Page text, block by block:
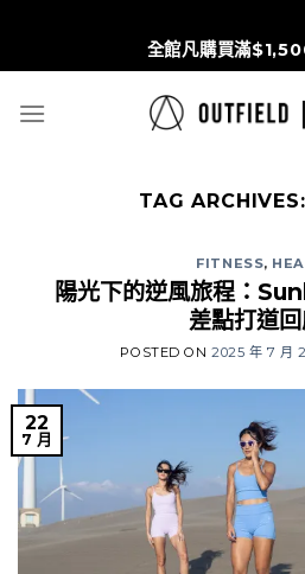
全館凡購買滿
TAG ARCHIVES:
FITNESS,
陽光下的逆風旅程：
差點打道
POSTED ON2025 年 7 月
22
7 月